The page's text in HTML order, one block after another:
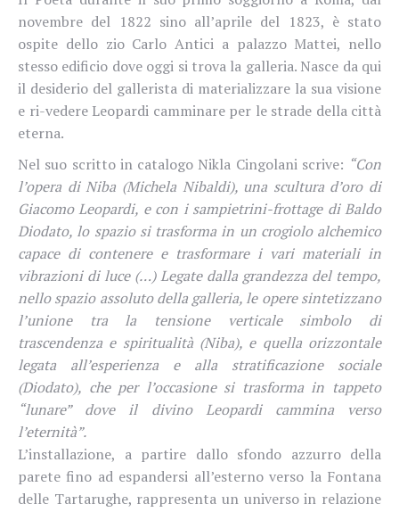
novembre del 1822 sino all’aprile del 1823, è stato
ospite dello zio Carlo Antici a palazzo Mattei, nello
stesso edificio dove oggi si trova la galleria. Nasce da qui
il desiderio del gallerista di materializzare la sua visione
e ri-vedere Leopardi camminare per le strade della città
eterna.
Nel suo scritto in catalogo Nikla Cingolani scrive: “Con
l’opera di Niba (Michela Nibaldi), una scultura d’oro di
Giacomo Leopardi, e con i sampietrini-frottage di Baldo
Diodato, lo spazio si trasforma in un crogiolo alchemico
capace di contenere e trasformare i vari materiali in
vibrazioni di luce (…) Legate dalla grandezza del tempo,
nello spazio assoluto della galleria, le opere sintetizzano
l’unione tra la tensione verticale simbolo di
trascendenza e spiritualità (Niba), e quella orizzontale
legata all’esperienza e alla stratificazione sociale
(Diodato), che per l’occasione si trasforma in tappeto
“lunare” dove il divino Leopardi cammina verso
l’eternità”.
L’installazione, a partire dallo sfondo azzurro della
parete fino ad espandersi all’esterno verso la Fontana
delle Tartarughe, rappresenta un universo in relazione